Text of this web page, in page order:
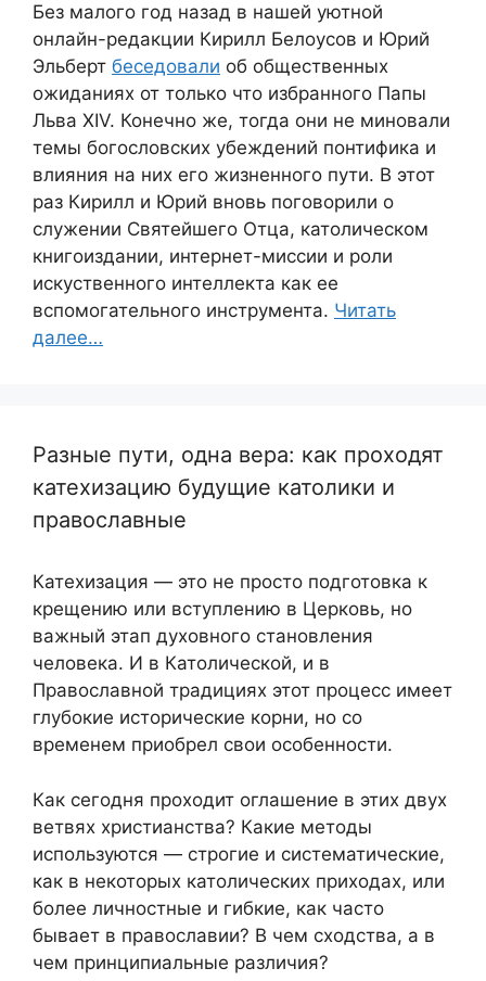
Без малого год назад в нашей уютной
онлайн-редакции Кирилл Белоусов и Юрий
Эльберт беседовали об общественных
ожиданиях от только что избранного Папы
Льва XIV. Конечно же, тогда они не миновали
темы богословских убеждений понтифика и
влияния на них его жизненного пути. В этот
раз Кирилл и Юрий вновь поговорили о
служении Святейшего Отца, католическом
книгоиздании, интернет-миссии и роли
искуственного интеллекта как ее
вспомогательного инструмента. Читать
далее…
Разные пути, одна вера: как проходят
катехизацию будущие католики и
православные
Катехизация — это не просто подготовка к
крещению или вступлению в Церковь, но
важный этап духовного становления
человека. И в Католической, и в
Православной традициях этот процесс имеет
глубокие исторические корни, но со
временем приобрел свои особенности.
Как сегодня проходит оглашение в этих двух
ветвях христианства? Какие методы
используются — строгие и систематические,
как в некоторых католических приходах, или
более личностные и гибкие, как часто
бывает в православии? В чем сходства, а в
чем принципиальные различия?